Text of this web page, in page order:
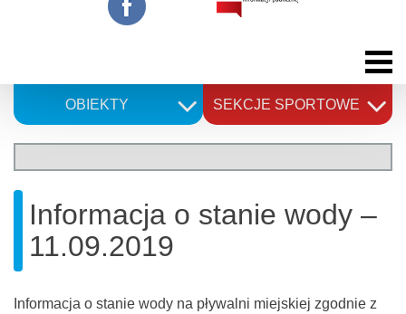
OBIEKTY SEKCJE SPORTOWE
Informacja o stanie wody –
11.09.2019
Informacja o stanie wody na pływalni miejskiej zgodnie z